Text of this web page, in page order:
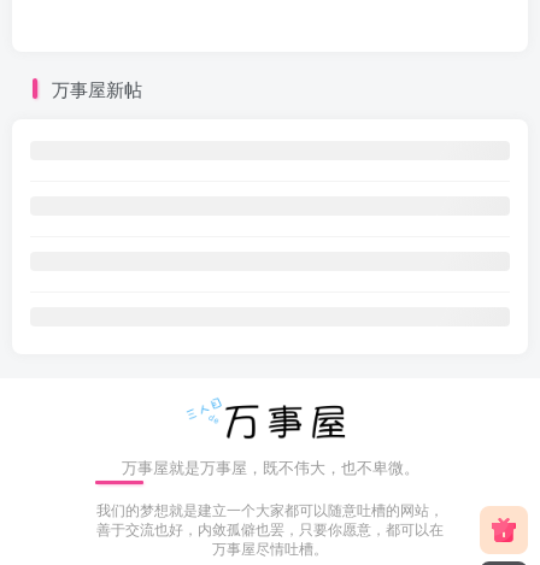
万事屋新帖
万事屋就是万事屋，既不伟大，也不卑微。
我们的梦想就是建立一个大家都可以随意吐槽的网站，
善于交流也好，内敛孤僻也罢，只要你愿意，都可以在
万事屋尽情吐槽。